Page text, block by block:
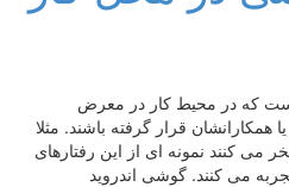
که در محیط کار در معرض
همکارانشان قرار گرفته باشند. مثلا
می کنند نمونه ای از این رفتارهای
می کنند. گوشی اندروید